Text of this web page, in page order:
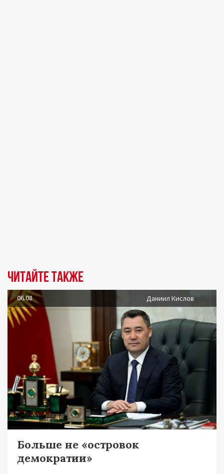
Читайте также
06.08 Даниил Кислов
Больше не «островок
демократии»